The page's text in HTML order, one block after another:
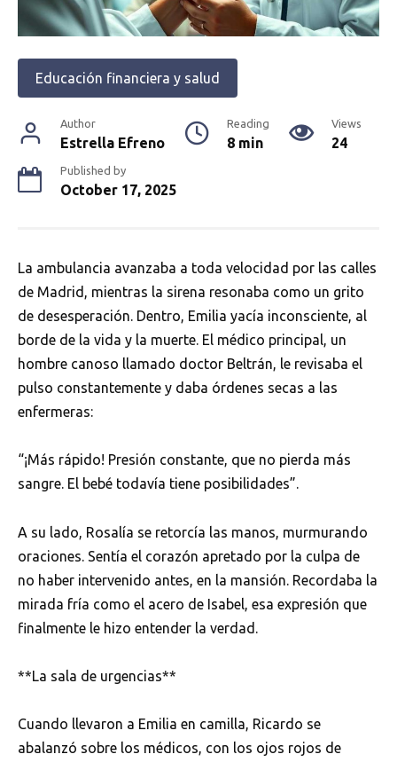
Educación financiera y salud
Author
Estrella Efreno
Reading
8 min
Views
24
Published by
October 17, 2025
La ambulancia avanzaba a toda velocidad por las calles
de Madrid, mientras la sirena resonaba como un grito
de desesperación. Dentro, Emilia yacía inconsciente, al
borde de la vida y la muerte. El médico principal, un
hombre canoso llamado doctor Beltrán, le revisaba el
pulso constantemente y daba órdenes secas a las
enfermeras:
“¡Más rápido! Presión constante, que no pierda más
sangre. El bebé todavía tiene posibilidades”.
A su lado, Rosalía se retorcía las manos, murmurando
oraciones. Sentía el corazón apretado por la culpa de
no haber intervenido antes, en la mansión. Recordaba la
mirada fría como el acero de Isabel, esa expresión que
finalmente le hizo entender la verdad.
**La sala de urgencias**
Cuando llevaron a Emilia en camilla, Ricardo se
abalanzó sobre los médicos, con los ojos rojos de